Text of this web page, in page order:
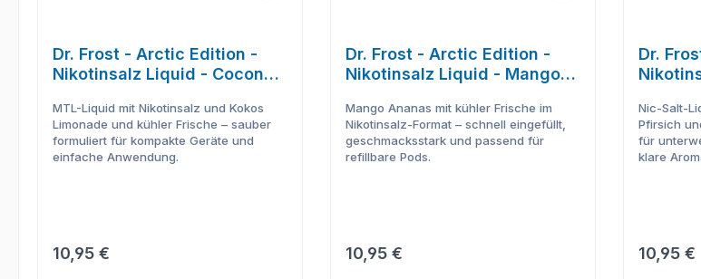
Dr. Frost - Arctic Edition -
Nikotinsalz Liquid - Coconut
MTL-Liquid mit Nikotinsalz und Kokos
Limonade und kühler Frische – sauber
formuliert für kompakte Geräte und
einfache Anwendung.
Regulärer Preis:
10,95 €
Dr. Frost - Arctic Edition -
Nikotinsalz Liquid - Mango
Mango Ananas mit kühler Frische im
Nikotinsalz-Format – schnell eingefüllt,
geschmacksstark und passend für
refillbare Pods.
Regulärer Preis:
10,95 €
Dr.
Nic-Salt-
Pfirsich
für
klare
10,95 €